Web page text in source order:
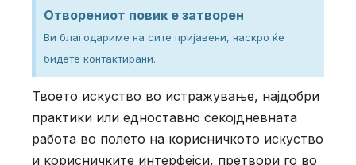
Отворениот повик е затворен
Ви благодариме на сите пријавени, наскро ќе
бидете контактирани.
Твоето искуство во истражување, најдобри
практики или едноставно секојдневната
работа во полето на корисничкото искуство
и корисничките интерфејси, претвори го во